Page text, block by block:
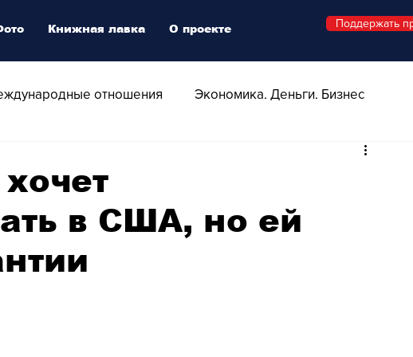
отношения Экономика. Деньги. Бизнес
Swiss Афиша Стиль Стильный четверг
в США, но ей
Книжная лавка О проекте Поддержать